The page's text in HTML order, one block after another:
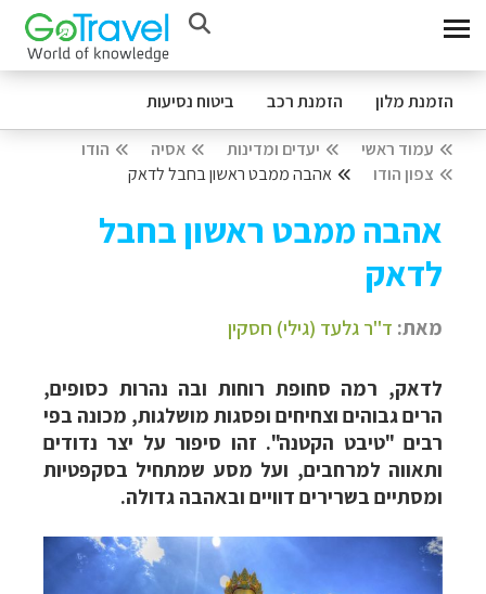
הזמנת מלון הזמנת רכב ביטוח נסיעות
עמוד ראשי יעדים ומדינות אסיה
הודו
צפון הודו
אהבה ממבט ראשון בחבל לדאק
אהבה ממבט ראשון בחבל
לדאק
מאת: ד"ר גלעד (גילי) חסקין
לדאק, רמה סחופת רוחות ובה נהרות כסופים,
הרים גבוהים וצחיחים ופסגות מושלגות, מכונה בפי
רבים "טיבט הקטנה". זהו סיפור על יצר נדודים
ותאווה למרחבים, ועל מסע שמתחיל בסקפטיות
ומסתיים בשרירים דוויים ובאהבה גדולה.